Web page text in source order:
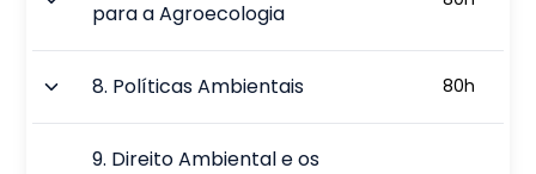
para a Agroecologia
8. Políticas Ambientais 80h
9. Direito Ambiental e os